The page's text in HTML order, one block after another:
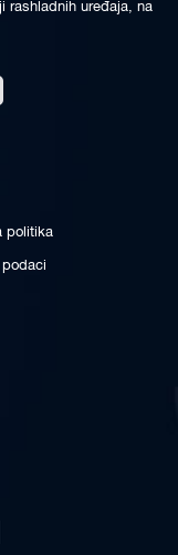
rashladnih uređaja, na
politika
podaci